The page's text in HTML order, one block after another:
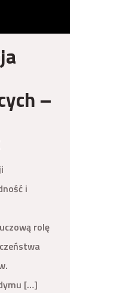
–
i
rolę
[…]